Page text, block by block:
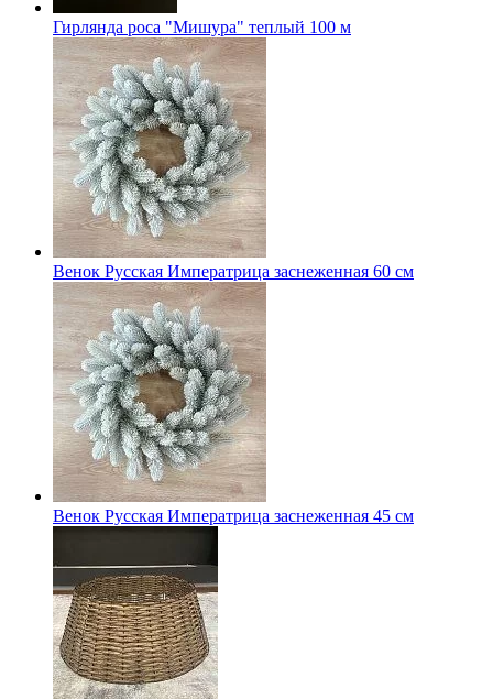
Гирлянда роса "Мишура" теплый 100 м
Венок Русская Императрица заснеженная 60 см
Венок Русская Императрица заснеженная 45 см